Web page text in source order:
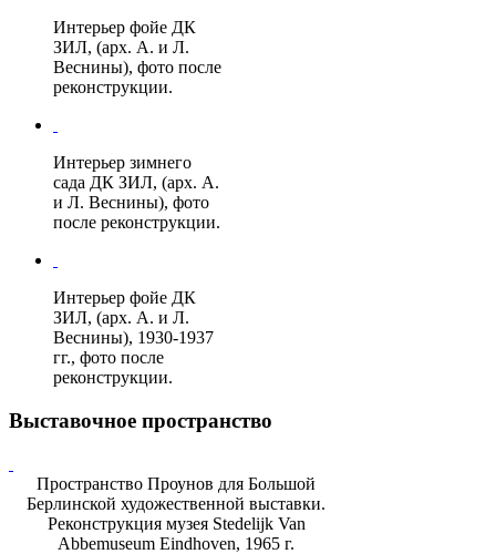
Интерьер фойе ДК
ЗИЛ, (арх. А. и Л.
Веснины), фото после
реконструкции.
Интерьер зимнего
сада ДК ЗИЛ, (арх. А.
и Л. Веснины), фото
после реконструкции.
Интерьер фойе ДК
ЗИЛ, (арх. А. и Л.
Веснины), 1930-1937
гг., фото после
реконструкции.
Выставочное пространство
Пространство Проунов для Большой
Берлинской художественной выставки.
Реконструкция музея Stedelijk Van
Abbemuseum Eindhoven, 1965 г.